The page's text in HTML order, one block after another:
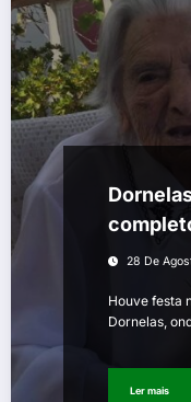
28 De
Houve festa
Dornelas,
Ler mais